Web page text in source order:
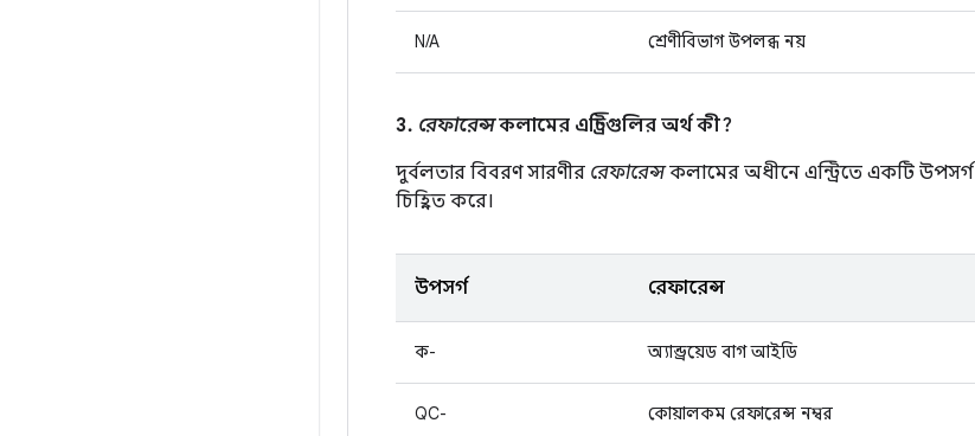
N/A শ্রেণীবিভাগ উপলব্ধ নয়
3. রেফারেন্সকলামের এন্ট্রিগুলির অর্থ কী?
দুর্বলতার বিবরণ সারণীর রেফারেন্সকলামের অধীনে এন্ট্রিতে একটি উপসর্গ
চিহ্নিত করে।
উপসর্গ রেফারেন্স
ক- অ্যান্ড্রয়েড বাগ আইডি
QC- কোয়ালকম রেফারেন্স নম্বর